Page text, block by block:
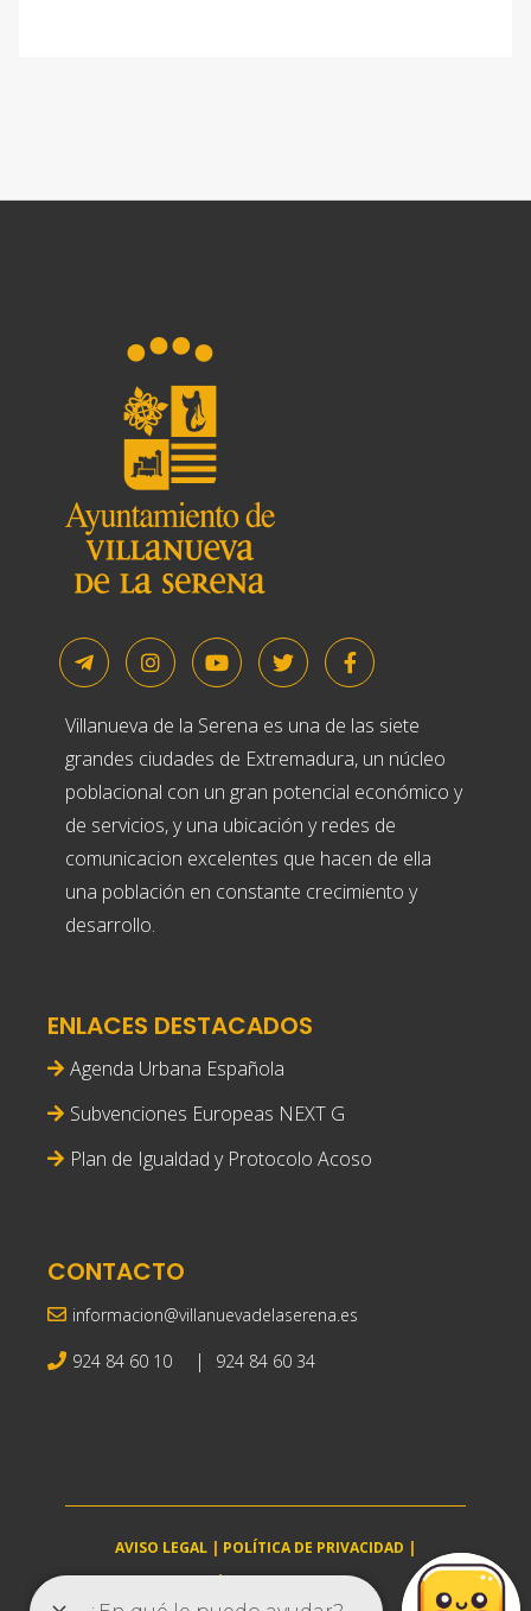
Villanueva de la Serena es una de las siete
grandes ciudades de Extremadura, un núcleo
poblacional con un gran potencial económico y
de servicios, y una ubicación y redes de
comunicacion excelentes que hacen de ella
una población en constante crecimiento y
desarrollo.
ENLACES DESTACADOS
Agenda Urbana Española
Subvenciones Europeas NEXT G
Plan de Igualdad y Protocolo Acoso
CONTACTO
informacion@villanuevadelaserena.es
924 84 60 10 | 924 84 60 34
AVISO LEGAL | POLÍTICA DE PRIVACIDAD |
villanuevadelaserena.es © 2025